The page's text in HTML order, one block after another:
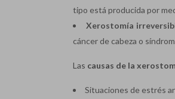
tipo está producida por
Xerostomía
cáncer de cabeza o
Las causas de la
Situaciones de estrés